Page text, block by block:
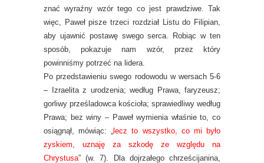
znać wyraźny wzór tego co jest prawdziwe. Tak
więc, Paweł pisze trzeci rozdział Listu do Filipian,
aby ujawnić postawę swego serca. Robiąc w ten
sposób, pokazuje nam wzór, przez który
powinniśmy potrzeć na lidera.
Po przedstawieniu swego rodowodu w wersach 5-6
– Izraelita z urodzenia; według Prawa, faryzeusz;
gorliwy prześladowca kościoła; sprawiedliwy według
Prawa; bez winy – Paweł wymienia właśnie to, co
osiągnął, mówiąc: „ lecz to wszystko, co mi było
zyskiem, uznaję za szkodę ze względu na
Chrystusa” (w. 7). Dla dojrzałego chrześcijanina,